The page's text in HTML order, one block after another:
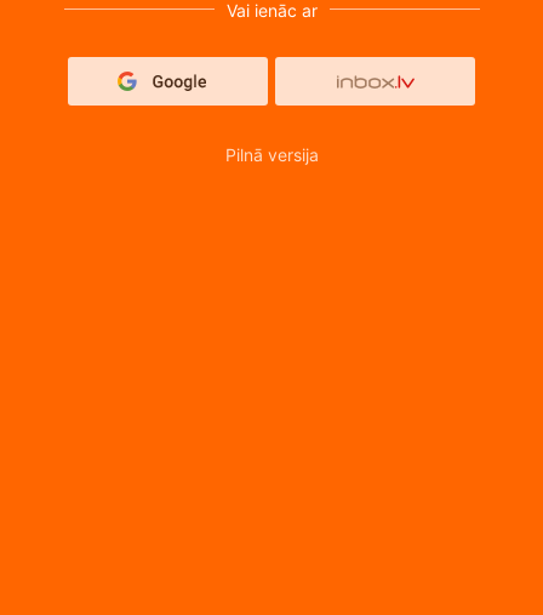
Vai ienāc ar
Pilnā versija